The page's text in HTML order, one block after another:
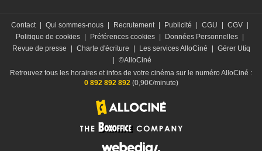
Contact Qui sommes-nous Recrutement Publicité CGU CGV
Politique de cookies
Préférences cookies Données Personnelles
Revue de presse
Charte d'écriture Les services AlloCiné
Gérer Utiq
©AlloCiné
Retrouvez tous les horaires et infos de votre cinéma sur le numéro AlloCiné :
0 892 892 892(0,90€/minute)